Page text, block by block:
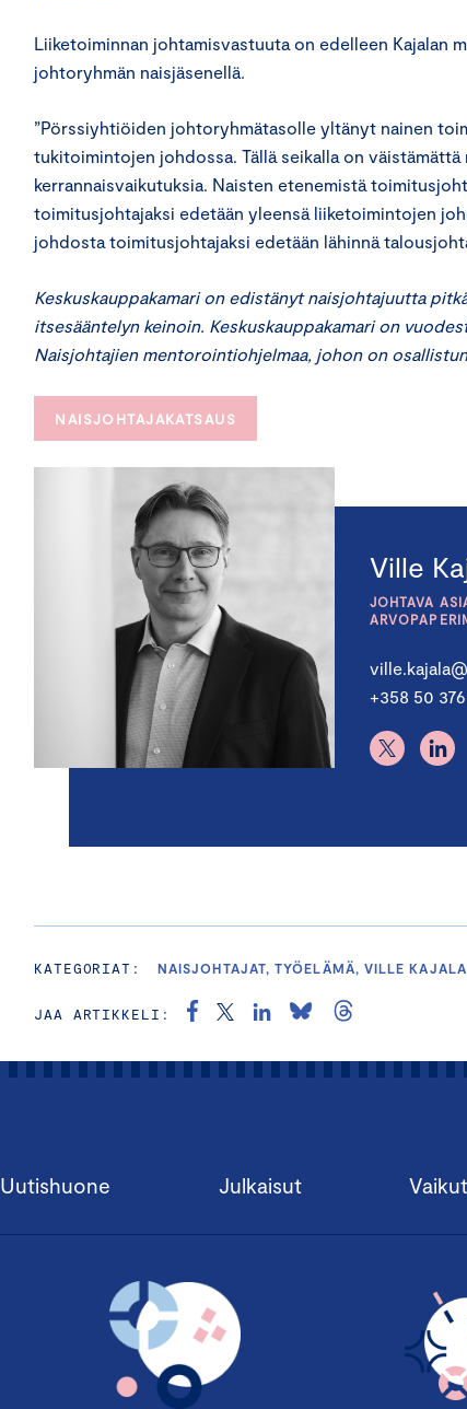
Liiketoiminnan johtamisvastuuta on edelleen Kajalan
johtoryhmän naisjäsenellä.
”Pörssiyhtiöiden johtoryhmätasolle yltänyt nainen
tukitoimintojen johdossa. Tällä seikalla on väistämättä
kerrannaisvaikutuksia. Naisten etenemistä
toimitusjohtajaksi edetään yleensä liiketoimintojen
johdosta toimitusjohtajaksi edetään lähinnä
Keskuskauppakamari on edistänyt naisjohtajuutta
itsesääntelyn keinoin. Keskuskauppakamari on
Naisjohtajien mentorointiohjelmaa, johon on
NAISJOHTAJAKATSAUS
Ville
JOHTAVA
+358 50
KATEGORIAT: NAISJOHTAJAT, TYÖELÄMÄ, VILLE KAJALA
JAA ARTIKKELI:
Uutishuone Julkaisut